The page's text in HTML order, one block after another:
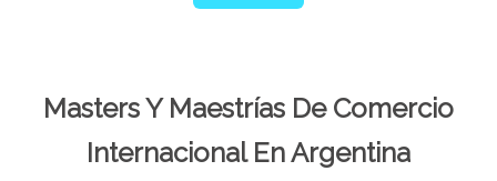
Masters Y Maestrías De Comercio
Internacional En Argentina